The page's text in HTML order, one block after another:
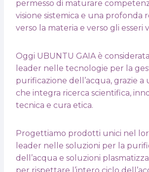
permesso di maturare
visione sistemica e una profonda
verso la materia e verso gli esseri
Oggi UBUNTU GAIA è
leader nelle tecnologie per la
purificazione dell’acqua, grazie a
che integra ricerca scientifica,
tecnica e cura etica.
Progettiamo prodotti unici nel
leader nelle soluzioni per la
dell’acqua e soluzioni